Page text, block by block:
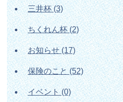
三井杯(3)
ちくれん杯(2)
お知らせ(17)
保険のこと(52)
イベント(0)